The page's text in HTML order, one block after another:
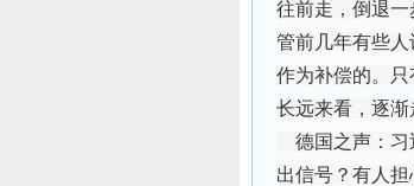
往前走，倒退
管前几年有些
作为补偿的。
长远来看，逐渐
德国之声：
出信号？有人